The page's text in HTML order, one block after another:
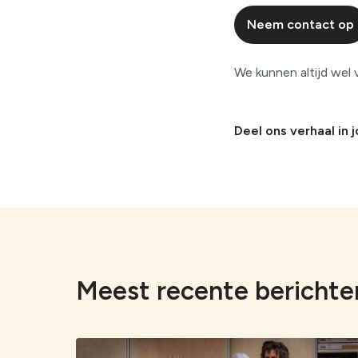
Neem contact op
We kunnen altijd wel
Deel ons verhaal in
Meest recente